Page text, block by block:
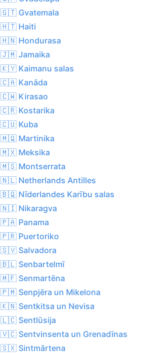
🇬🇹 Gvatemala
🇭🇹 Haiti
🇭🇳 Hondurasa
🇯🇲 Jamaika
🇰🇾 Kaimanu salas
🇨🇦 Kanāda
🇨🇼 Kirasao
🇨🇷 Kostarika
🇨🇺 Kuba
🇲🇶 Martinika
🇲🇽 Meksika
🇲🇸 Montserrata
🇳🇱 Netherlands Antilles
🇧🇶 Nīderlandes Karību salas
🇳🇮 Nikaragva
🇵🇦 Panama
🇵🇷 Puertoriko
🇸🇻 Salvadora
🇧🇱 Senbartelmī
🇲🇫 Senmartēna
🇵🇲 Senpjēra un Mikelona
🇰🇳 Sentkitsa un Nevisa
🇱🇨 Sentlūsija
🇻🇨 Sentvinsenta un Grenadīnas
🇸🇽 Sintmārtena